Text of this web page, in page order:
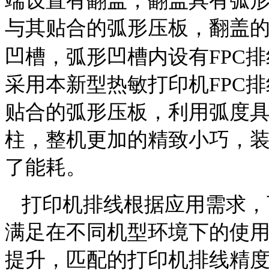
与其贴合的弧形压板，翻盖
凹槽，弧形凹槽内设有FPC
采用本新型热敏打印机FPC
贴合的弧形压板，利用弧度
柱，整机更加的精致小巧，
了能耗。
打印机排线根据应用需求
满足在不同机型环境下的使
提升，匹配的打印机排线精